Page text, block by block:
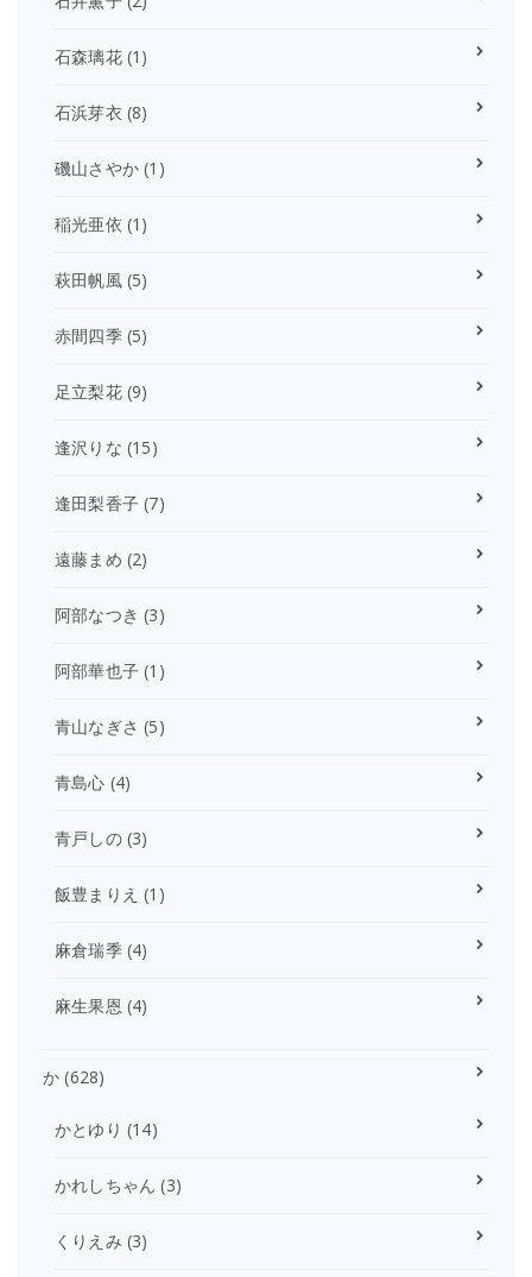
石森璃花(1)
石浜芽衣 (8)
磯山さやか (1)
稲光亜依 (1)
萩田帆風(5)
赤間四季(5)
足立梨花(9)
逢沢りな (15)
逢田梨香子 (7)
遠藤まめ (2)
阿部なつき (3)
阿部華也子 (1)
青山なぎさ (5)
青島心 (4)
青戸しの(3)
飯豊まりえ (1)
麻倉瑞季(4)
麻生果恩 (4)
か (628)
かとゆり (14)
かれしちゃん (3)
くりえみ (3)